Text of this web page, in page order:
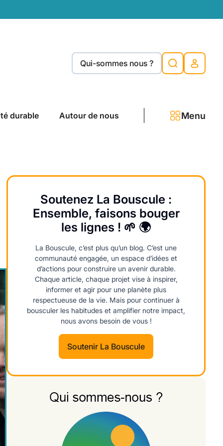
Qui-sommes nous ?
durable Autour de nous Menu
Soutenez La Bouscule :
Ensemble, faisons bouger
les lignes ! 🌱 🌍
La Bouscule, c’est plus qu’un blog. C’est une
communauté engagée, un espace d’idées et
d’actions pour construire un avenir durable.
Chaque article, chaque projet vise à inspirer,
informer et agir pour une planète plus
respectueuse de la vie. Mais pour continuer à
bousculer les habitudes et amplifier notre impact,
nous avons besoin de vous !
Soutenir La Bouscule